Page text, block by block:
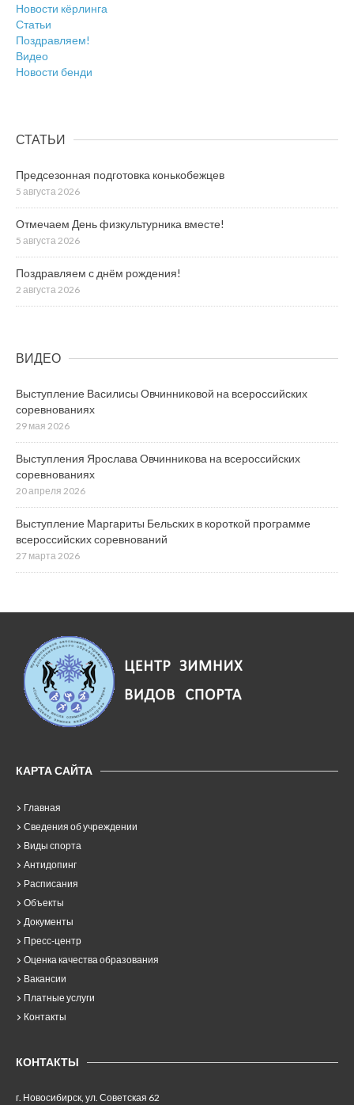
Новости кёрлинга
Статьи
Поздравляем!
Видео
Новости бенди
СТАТЬИ
Предсезонная подготовка конькобежцев
5 августа 2026
Отмечаем День физкультурника вместе!
5 августа 2026
Поздравляем с днём рождения!
2 августа 2026
ВИДЕО
Выступление Василисы Овчинниковой на всероссийских
соревнованиях
29 мая 2026
Выступления Ярослава Овчинникова на всероссийских
соревнованиях
20 апреля 2026
Выступление Маргариты Бельских в короткой программе
всероссийских соревнований
27 марта 2026
КАРТА САЙТА
Главная
Сведения об учреждении
Виды спорта
Антидопинг
Расписания
Объекты
Документы
Пресс-центр
Оценка качества образования
Вакансии
Платные услуги
Контакты
КОНТАКТЫ
г. Новосибирск, ул. Советская 62